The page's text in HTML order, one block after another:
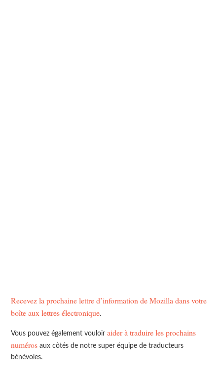
Recevez la prochaine lettre d’information de Mozilla dans votre
boîte aux lettres électronique.
Vous pouvez également vouloiraider à traduire les prochains
numéros aux côtés de notre super équipe de traducteurs
bénévoles.